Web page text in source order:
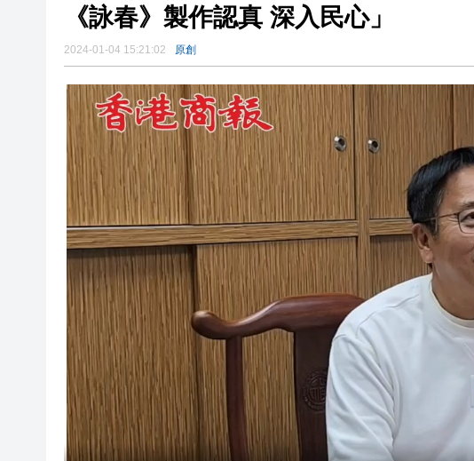
《詠春》製作認真 深入民心」
2024-01-04 15:21:02 原創